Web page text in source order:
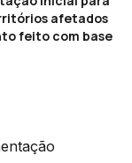
afetados
feito com base